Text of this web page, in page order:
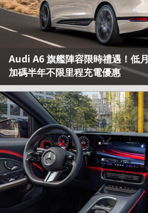
Audi A6 旗艦陣容限時禮遇！低
加碼半年不限里程充電優惠